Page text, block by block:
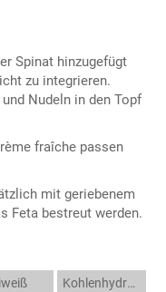
Spinat hinzugefügt
zu integrieren.
Nudeln in den Topf
fraîche passen
mit geriebenem
Feta bestreut werden.
Kohlenhydrate